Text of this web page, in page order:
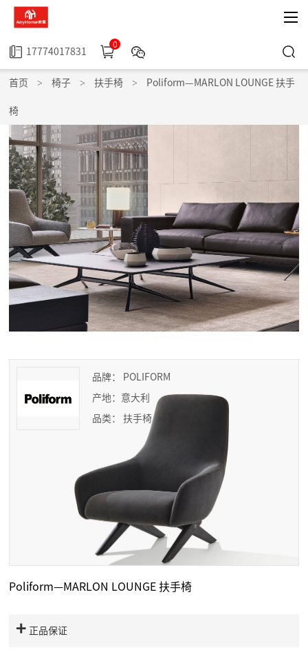
17774017831
0
首页 > 椅子 > 扶手椅 > Poliform—MARLON LOUNGE 扶手
椅
品牌： POLIFORM
产地：意大利
品类： 扶手椅
Poliform—MARLON LOUNGE 扶手椅
正品保证